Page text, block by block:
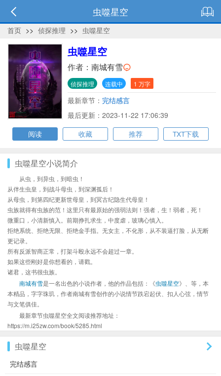
虫噬星空
首页 >> 侦探推理 >> 虫噬星空
虫噬星空
作者： 南城有雪
侦探推理 连载中 1 万字
最新章节： 完结感言
最后更新：2023-11-22 17:06:39
阅读
收藏 推荐 TXT下载
虫噬星空小说简介
从虫，到异虫，到暗虫！
从伴生虫皇，到战斗母虫，到深渊孤后！
从母虫，到第四纪更新世母皇，到冥古纪隐生代母皇！
虫族就得有虫族的范！这里只有最原始的强弱法则！强者，生！弱者，死！
微重口，小清新慎入。前期挣扎求生，中度虐，玻璃心慎入。
拒绝系统、拒绝无限、拒绝金手指。无女主，不化形，从不装逼打脸，从无断
更记录。
所有反派智商正常，打架斗殴永远不会超过一章。
如果这些刚好是你想看的，请戳。
诸君，这书很虫族。
南城有雪是一名出色的小说作者，他的作品包括：《虫噬星空》、等，本
本精品，字字珠玑，作者南城有雪创作的小说情节跌宕起伏、扣人心弦，情节
与文笔俱佳。
最新章节虫噬星空全文阅读推荐地址：
https://m.i25zw.com/book/5285.html
虫噬星空
完结感言